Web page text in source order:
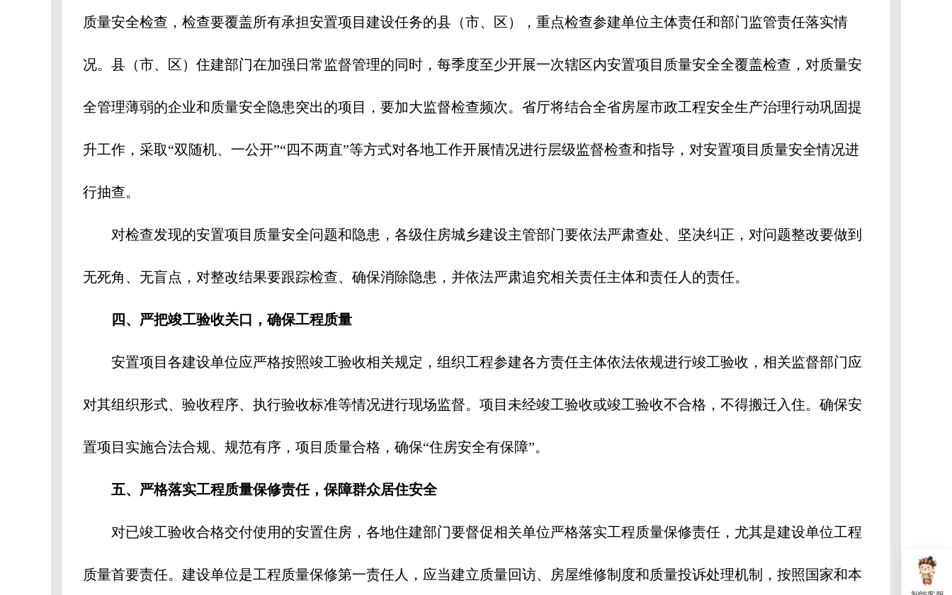
质量安全检查，检查要覆盖所有承担安置项目建设任务的县（市、区），重点检查参建单位主体责任和部门监管责任落实情
况。县（市、区）住建部门在加强日常监督管理的同时，每季度至少开展一次辖区内安置项目质量安全全覆盖检查，对质量安
全管理薄弱的企业和质量安全隐患突出的项目，要加大监督检查频次。省厅将结合全省房屋市政工程安全生产治理行动巩固提
升工作，采取“双随机、一公开”“四不两直”等方式对各地工作开展情况进行层级监督检查和指导，对安置项目质量安全情况进
行抽查。
对检查发现的安置项目质量安全问题和隐患，各级住房城乡建设主管部门要依法严肃查处、坚决纠正，对问题整改要做到
无死角、无盲点，对整改结果要跟踪检查、确保消除隐患，并依法严肃追究相关责任主体和责任人的责任。
四、严把竣工验收关口，确保工程质量
安置项目各建设单位应严格按照竣工验收相关规定，组织工程参建各方责任主体依法依规进行竣工验收，相关监督部门应
对其组织形式、验收程序、执行验收标准等情况进行现场监督。项目未经竣工验收或竣工验收不合格，不得搬迁入住。确保安
置项目实施合法合规、规范有序，项目质量合格，确保“住房安全有保障”。
五、严格落实工程质量保修责任，保障群众居住安全
对已竣工验收合格交付使用的安置住房，各地住建部门要督促相关单位严格落实工程质量保修责任，尤其是建设单位工程
质量首要责任。建设单位是工程质量保修第一责任人，应当建立质量回访、房屋维修制度和质量投诉处理机制，按照国家和本